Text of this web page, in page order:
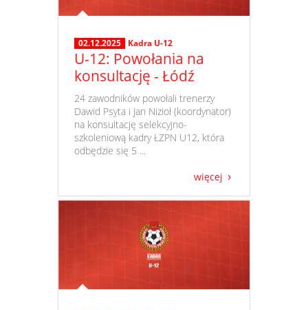
02.12.2025 Kadra U-12
U-12: Powołania na
konsultację - Łódź
​ 24 zawodników powołali trenerzy
Dawid Psyta i Jan Nizioł (koordynator)
na konsultację selekcyjno-
szkoleniową kadry ŁZPN U12, która
odbędzie się 5 ...
więcej